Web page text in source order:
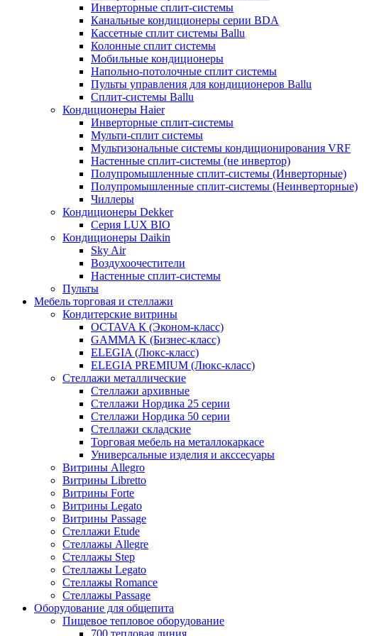
Инверторные сплит-системы
Канальные кондиционеры серии BDA
Кассетные сплит системы Ballu
Колонные сплит системы
Мобильные кондиционеры
Напольно-потолочные сплит системы
Пульты управления для кондиционеров Ballu
Сплит-системы Ballu
Кондиционеры Haier
Инверторные сплит-системы
Мульти-сплит системы
Мультизональные системы кондиционирования VRF
Настенные сплит-системы (не инвертор)
Полупромышленные сплит-системы (Инверторные)
Полупромышленные сплит-системы (Неинверторные)
Чиллеры
Кондиционеры Dekker
Серия LUX BIO
Кондиционеры Daikin
Sky Air
Воздухоочестители
Настенные сплит-системы
Пульты
Мебель торговая и стеллажи
Кондитерские витрины
OCTAVA К (Эконом-класс)
GAMMA K (Бизнес-класс)
ELEGIA (Люкс-класс)
ELEGIA PREMIUM (Люкс-класс)
Стеллажи металлические
Стеллажи архивные
Стеллажи Нордика 25 серии
Стеллажи Нордика 50 серии
Стеллажи складские
Торговая мебель на металлокаркасе
Универсальные изделия и акссесуары
Витрины Allegro
Витрины Libretto
Витрины Forte
Витрины Legato
Витрины Passage
Стеллажи Etude
Стеллажы Allegre
Стеллажы Step
Стеллажы Legato
Стеллажы Romance
Стеллажы Passage
Оборудование для общепита
Пищевое тепловое оборудование
700 тепловая линия